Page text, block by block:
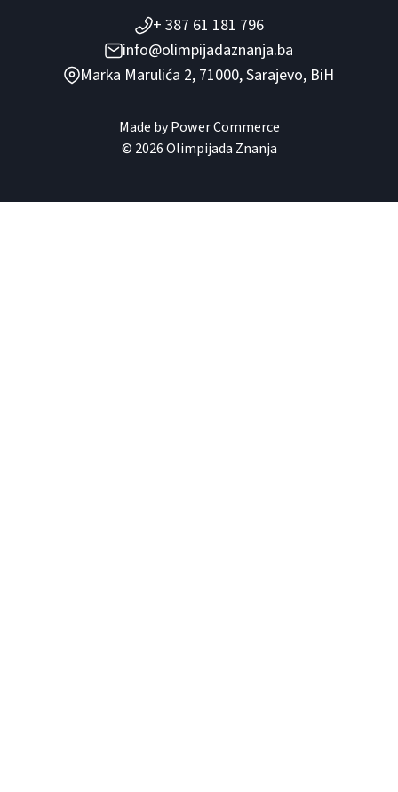
+ 387 61 181 796
info@olimpijadaznanja.ba
Marka Marulića 2, 71000, Sarajevo, BiH
Made byPower Commerce
© 2026 Olimpijada Znanja